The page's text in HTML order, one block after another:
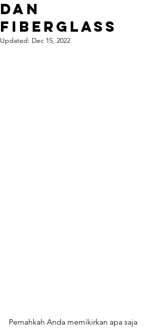
dan
Fiberglass
Updated: Dec 15, 2022
Pernahkah Anda memikirkan apa saja